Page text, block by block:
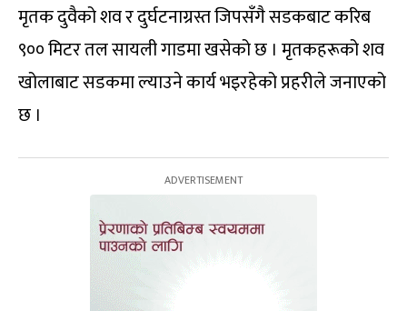
मृतक दुवैको शव र दुर्घटनाग्रस्त जिपसँगै सडकबाट करिब
९०० मिटर तल सायली गाडमा खसेको छ । मृतकहरूको शव
खोलाबाट सडकमा ल्याउने कार्य भइरहेको प्रहरीले जनाएको
छ ।